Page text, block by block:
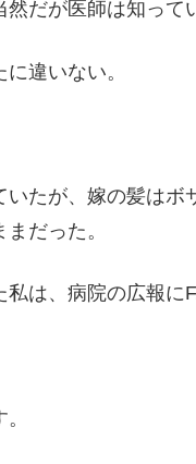
だが医師は知って
違いない。
たが、嫁の髪は
だった。
は、病院の広報に